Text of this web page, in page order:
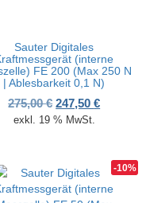
275,00 €
ist: 247,50 €.
Sauter Digitales
(interne
FE 200 (Max 250 N
| Ablesbarkeit 0,1 N)
275,00€ Ursprünglicher
247,50€
exkl. 19 % MwSt.
-10%